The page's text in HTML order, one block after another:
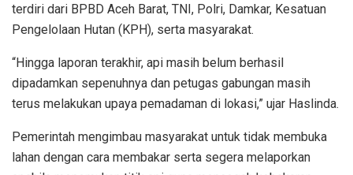
terdiri dari BPBD Aceh Barat, TNI, Polri, Damkar, Kesatuan
Pengelolaan Hutan (KPH), serta masyarakat.
“Hingga laporan terakhir, api masih belum berhasil
dipadamkan sepenuhnya dan petugas gabungan masih
terus melakukan upaya pemadaman di lokasi,” ujar Haslinda.
Pemerintah mengimbau masyarakat untuk tidak membuka
lahan dengan cara membakar serta segera melaporkan